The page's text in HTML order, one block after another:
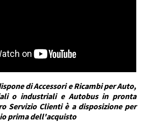
di Accessori e Ricambi per Auto,
o industriali e Autobus in pronta
Servizio Clienti è a disposizione per
prima dell'acquisto